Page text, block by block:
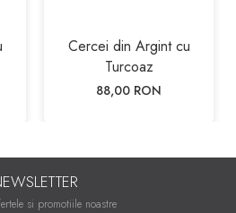
Cercei din Argint cu
Turcoaz
88,00 RON
si promotiile noastre